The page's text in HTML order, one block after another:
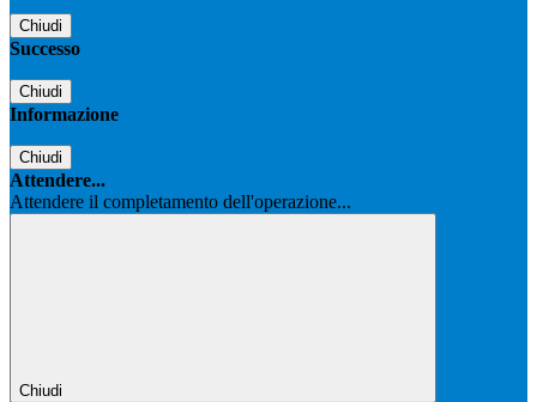
Chiudi
Successo
Chiudi
Informazione
Chiudi
Attendere...
Attendere il completamento dell'operazione...
Chiudi